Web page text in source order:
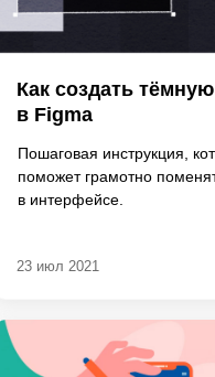
Как создать
в Figma
Пошаговая инструкция,
поможет грамотно
в интерфейсе.
23 июл 2021